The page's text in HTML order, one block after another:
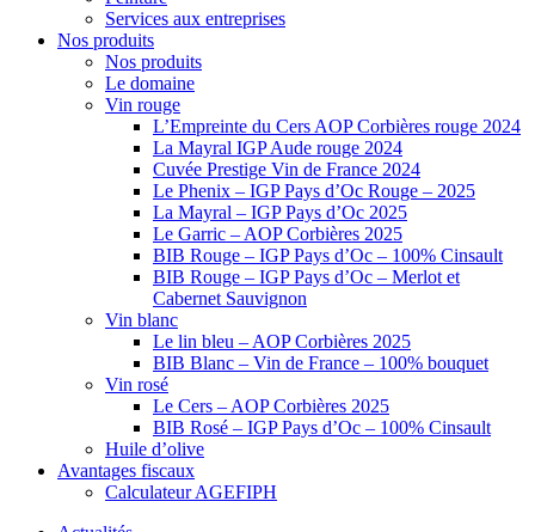
Services aux entreprises
Nos produits
Nos produits
Le domaine
Vin rouge
L’Empreinte du Cers AOP Corbières rouge 2024
La Mayral IGP Aude rouge 2024
Cuvée Prestige Vin de France 2024
Le Phenix – IGP Pays d’Oc Rouge – 2025
La Mayral – IGP Pays d’Oc 2025
Le Garric – AOP Corbières 2025
BIB Rouge – IGP Pays d’Oc – 100% Cinsault
BIB Rouge – IGP Pays d’Oc – Merlot et
Cabernet Sauvignon
Vin blanc
Le lin bleu – AOP Corbières 2025
BIB Blanc – Vin de France – 100% bouquet
Vin rosé
Le Cers – AOP Corbières 2025
BIB Rosé – IGP Pays d’Oc – 100% Cinsault
Huile d’olive
Avantages fiscaux
Calculateur AGEFIPH